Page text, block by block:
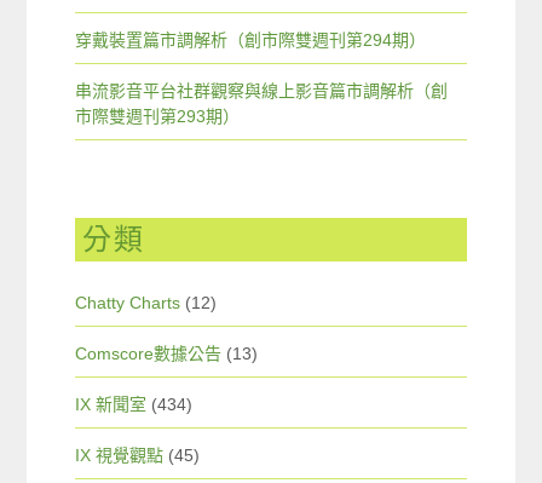
穿戴裝置篇市調解析（創市際雙週刊第294期）
串流影音平台社群觀察與線上影音篇市調解析（創
市際雙週刊第293期）
分類
Chatty Charts (12)
Comscore數據公告 (13)
IX 新聞室 (434)
IX 視覺觀點 (45)